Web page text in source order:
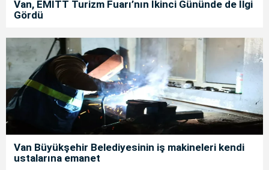
Van, EMITT Turizm Fuarı’nın İkinci Gününde de İlgi
Gördü
Van Büyükşehir Belediyesinin iş makineleri kendi
ustalarına emanet